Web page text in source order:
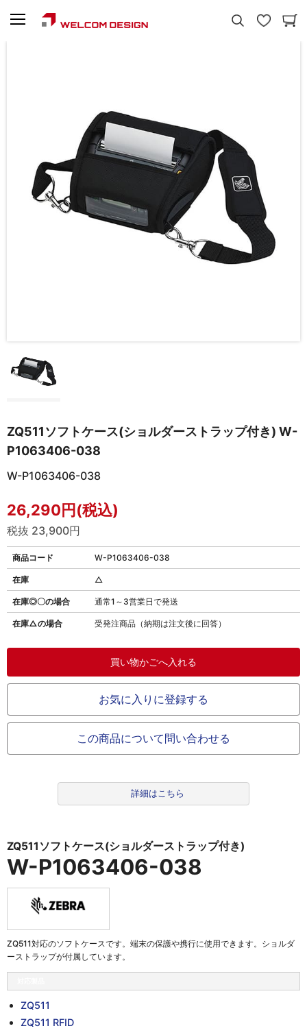
ZQ511ソフトケース(ショルダーストラップ付き) W-
P1063406-038
W-P1063406-038
26,290円(税込)
税抜 23,900円
商品コード W-P1063406-038
在庫◎〇の場合 通常1～3営業日で発送
在庫△の場合 受発注商品（納期は注文後に回答）
在庫 △
お気に入りに登録する
この商品について問い合わせる
詳細はこちら
ZQ511ソフトケース(ショルダーストラップ付き)
W-P1063406-038
ZQ511対応のソフトケースです。端末の保護や携行に使用できます。ショルダ
ーストラップが付属しています。
ZQ511
ZQ511 RFID